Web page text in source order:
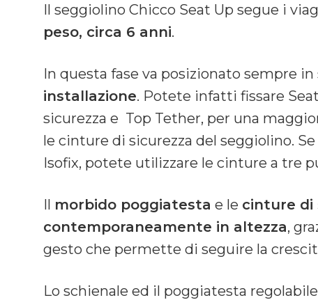
Il seggiolino Chicco Seat Up segue i
peso, circa 6 anni.
In questa fase va posizionato sempre
installazione. Potete infatti fissare
sicurezza e Top Tether, per una
le cinture di sicurezza del seggiolino.
Isofix, potete utilizzare le cinture a tre
Il morbido poggiatesta e le cinture di
contemporaneamente in altezza,
gesto che permette di seguire la
Lo schienale ed il poggiatesta